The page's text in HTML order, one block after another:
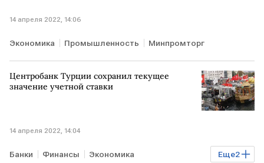
14 апреля 2022, 14:06
Экономика Промышленность Минпромторг
Центробанк Турции сохранил текущее
значение учетной ставки
14 апреля 2022, 14:04
Еще2
Банки Финансы Экономика